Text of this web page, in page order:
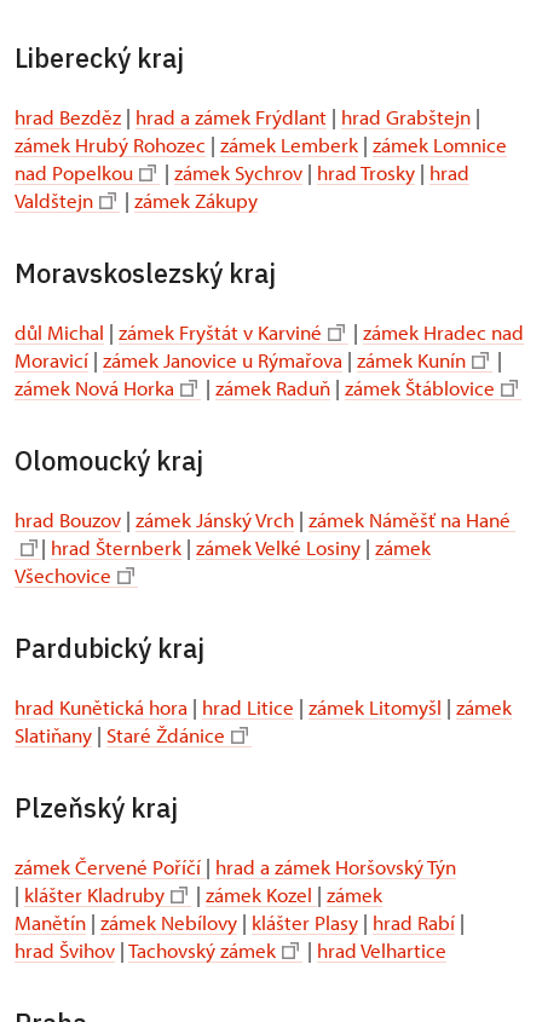
Liberecký kraj
hrad Bezděz | hrad a zámek Frýdlant | hrad Grabštejn |
zámek Hrubý Rohozec | zámek Lemberk | zámek Lomnice
nad Popelkou
| zámek Sychrov | hrad Trosky | hrad
Valdštejn
| zámek Zákupy
Moravskoslezský kraj
důl Michal | zámek Fryštát v Karviné | zámek Hradec nad
Moravicí | zámek Janovice u Rýmařova | zámek Kunín
|
zámek Nová Horka
| zámek Raduň | zámek Štáblovice
Olomoucký kraj
hrad Bouzov | zámek Jánský Vrch | zámek Náměšť na Hané
| hrad Šternberk | zámek Velké Losiny | zámek
Všechovice
Pardubický kraj
hrad Kunětická hora | hrad Litice | zámek Litomyšl | zámek
Slatiňany | Staré Ždánice
Plzeňský kraj
zámek Červené Poříčí | hrad a zámek Horšovský Týn
| klášter Kladruby | zámek Kozel | zámek
Manětín | zámek Nebílovy | klášter Plasy | hrad Rabí |
hrad Švihov |Tachovský zámek | hrad Velhartice